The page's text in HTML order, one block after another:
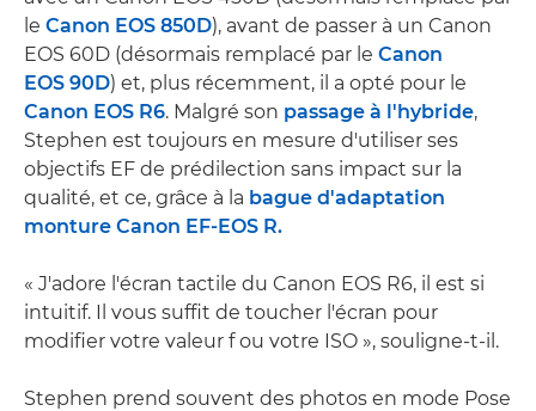
le Canon EOS 850D), avant de passer à un Canon
EOS 60D (désormais remplacé par le Canon
EOS 90D) et, plus récemment, il a opté pour le
Canon EOS R6. Malgré son passage à l'hybride,
Stephen est toujours en mesure d'utiliser ses
objectifs EF de prédilection sans impact sur la
qualité, et ce, grâce à la bague d'adaptation
monture Canon EF-EOS R.
« J'adore l'écran tactile du Canon EOS R6, il est si
intuitif. Il vous suffit de toucher l'écran pour
modifier votre valeur f ou votre ISO », souligne-t-il.
Stephen prend souvent des photos en mode Pose